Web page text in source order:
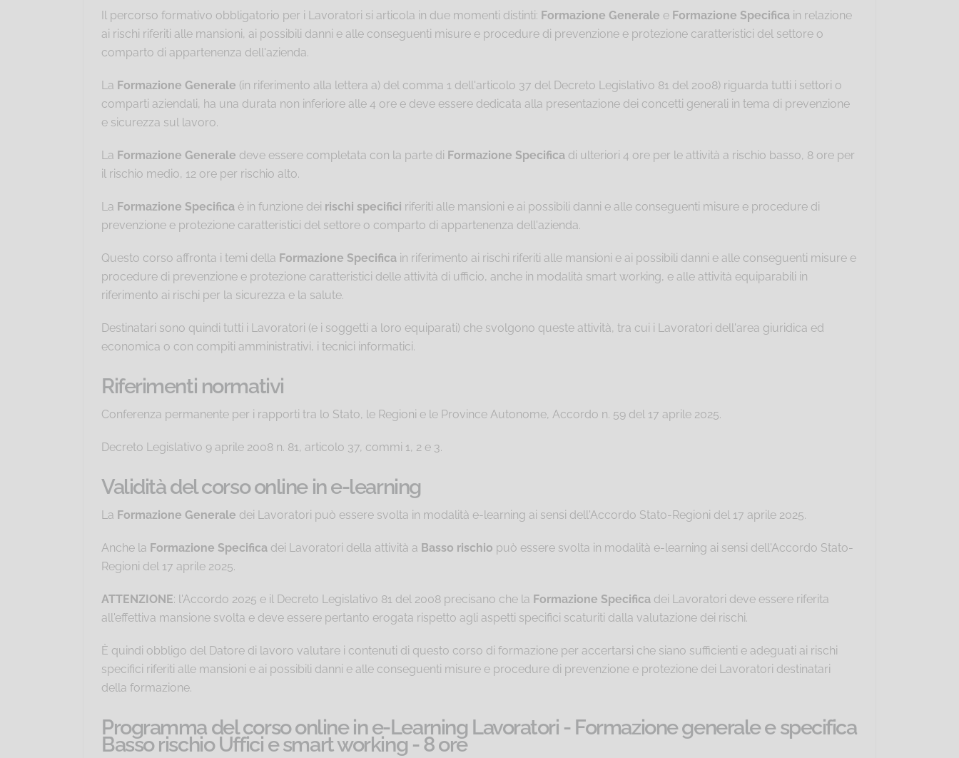
Il percorso formativo obbligatorio per i Lavoratori si articola in due momenti distinti: Formazione Generale e Formazione Specifica in relazione
ai rischi riferiti alle mansioni, ai possibili danni e alle conseguenti misure e procedure di prevenzione e protezione caratteristici del settore o
comparto di appartenenza dell'azienda.
La Formazione Generale (in riferimento alla lettera a) del comma 1 dell'articolo 37 del Decreto Legislativo 81 del 2008) riguarda tutti i settori o
comparti aziendali, ha una durata non inferiore alle 4 ore e deve essere dedicata alla presentazione dei concetti generali in tema di prevenzione
e sicurezza sul lavoro.
La Formazione Generale deve essere completata con la parte di Formazione Specifica di ulteriori 4 ore per le attività a rischio basso, 8 ore per
il rischio medio, 12 ore per rischio alto.
La Formazione Specifica è in funzione dei rischi specifici riferiti alle mansioni e ai possibili danni e alle conseguenti misure e procedure di
prevenzione e protezione caratteristici del settore o comparto di appartenenza dell'azienda.
Questo corso affronta i temi della Formazione Specifica in riferimento ai rischi riferiti alle mansioni e ai possibili danni e alle conseguenti misure e
procedure di prevenzione e protezione caratteristici delle attività di ufficio, anche in modalità smart working, e alle attività equiparabili in
riferimento ai rischi per la sicurezza e la salute.
Destinatari sono quindi tutti i Lavoratori (e i soggetti a loro equiparati) che svolgono queste attività, tra cui i Lavoratori dell'area giuridica ed
economica o con compiti amministrativi, i tecnici informatici.
Riferimenti normativi
Conferenza permanente per i rapporti tra lo Stato, le Regioni e le Province Autonome, Accordo n. 59 del 17 aprile 2025.
Decreto Legislativo 9 aprile 2008 n. 81, articolo 37, commi 1, 2 e 3.
Validità del corso online in e-learning
La Formazione Generale dei Lavoratori può essere svolta in modalità e-learning ai sensi dell'Accordo Stato-Regioni del 17 aprile 2025.
Anche la Formazione Specifica dei Lavoratori della attività a Basso rischio può essere svolta in modalità e-learning ai sensi dell'Accordo Stato-
Regioni del 17 aprile 2025.
ATTENZIONE: l'Accordo 2025 e il Decreto Legislativo 81 del 2008 precisano che la Formazione Specifica dei Lavoratori deve essere riferita
all'effettiva mansione svolta e deve essere pertanto erogata rispetto agli aspetti specifici scaturiti dalla valutazione dei rischi.
È quindi obbligo del Datore di lavoro valutare i contenuti di questo corso di formazione per accertarsi che siano sufficienti e adeguati ai rischi
specifici riferiti alle mansioni e ai possibili danni e alle conseguenti misure e procedure di prevenzione e protezione dei Lavoratori destinatari
della formazione.
Programma del corso online in e-Learning Lavoratori - Formazione generale e specifica
Basso rischio Uffici e smart working - 8 ore